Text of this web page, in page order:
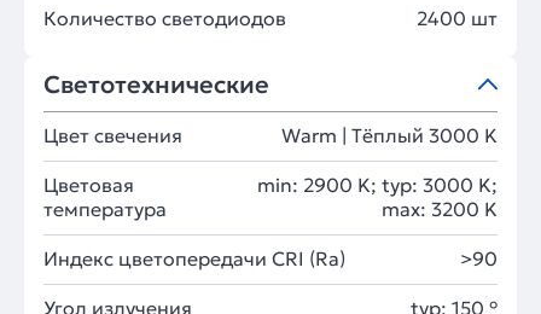
Количество светодиодов 2400 шт
Светотехнические
Цвет свечения Warm | Тёплый 3000 K
Цветовая
температура
min: 2900 K; typ: 3000 K;
max: 3200 K
Индекс цветопередачи CRI (Ra) >90
Угол излучения typ: 150 °